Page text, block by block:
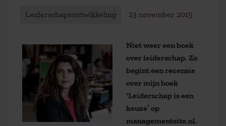
Leiderschapsontwikkeling 23 november 2015
Niet weer een boek
over leiderschap. Zo
begint een recensie
over mijn boek
‘Leiderschap is een
keuze’ op
managementsite.nl.